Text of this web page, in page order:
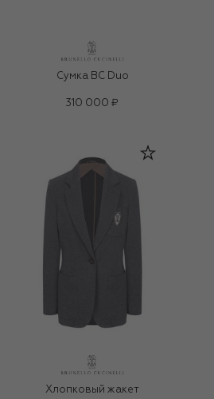
Сумка BC Duo
310 000 ₽
Хлопковый жакет